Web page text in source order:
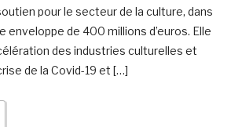
pour le secteur de la culture, dans
enveloppe de 400 millions d’euros. Elle
des industries culturelles et
de la Covid-19 et […]